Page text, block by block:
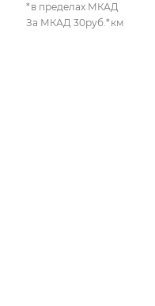
*в пределах МКАД
За МКАД 30руб.*км